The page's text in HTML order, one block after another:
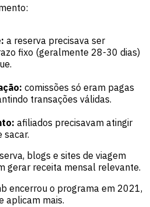
a reserva precisava ser
fixo (geralmente 28-30 dias)
comissões só eram pagas
transações válidas.
afiliados precisavam atingir
sacar.
blogs e sites de viagem
gerar receita mensal relevante.
encerrou o programa em 2021,
aplicam mais.